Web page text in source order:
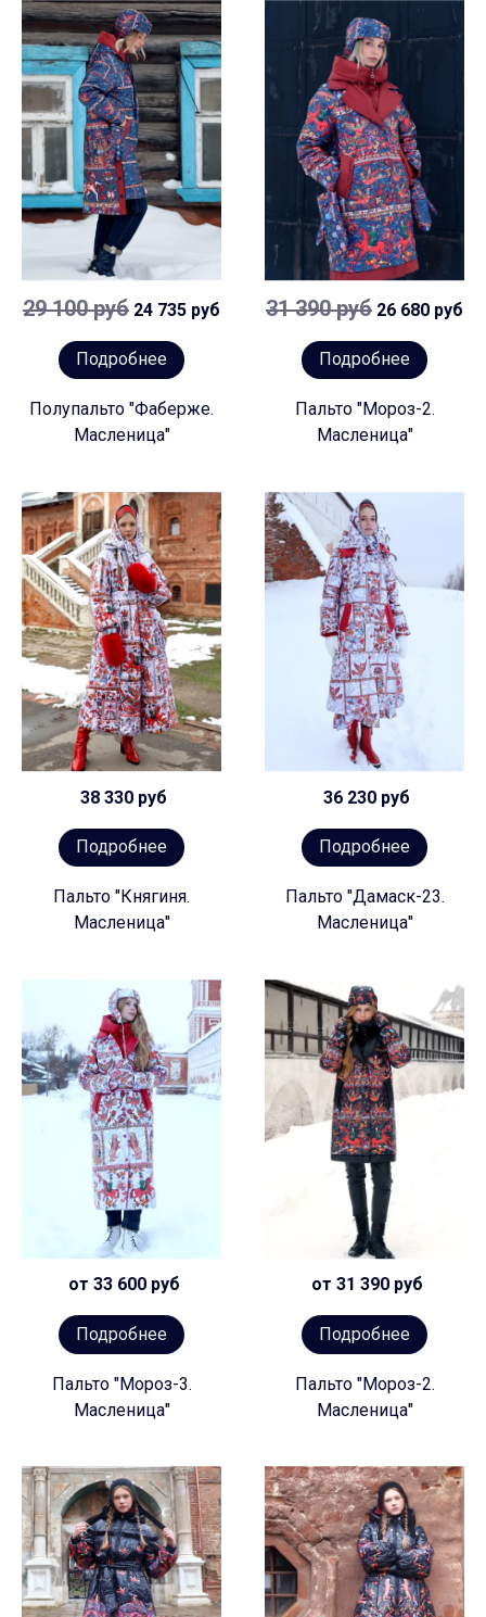
29 100 руб 24 735 руб
Подробнее
Полупальто "Фаберже.
Масленица"
31 390 руб 26 680 руб
Подробнее
Пальто "Мороз-2.
Масленица"
38 330 руб
Подробнее
Пальто "Княгиня.
Масленица"
36 230 руб
Подробнее
Пальто "Дамаск-23.
Масленица"
от 33 600 руб
Подробнее
Пальто "Мороз-3.
Масленица"
от 31 390 руб
Подробнее
Пальто "Мороз-2.
Масленица"